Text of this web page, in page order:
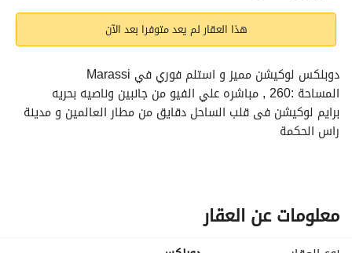
هذا العقار لم يعد متوفرا بعد الآن
دوبلكس لوكيشن مميز و استلم فوري في Marassi
المساحة :260 , مباشره علي الفيو من جانبين وناصيه بحريه
راس الحكمة
S. Q-4239
عن المشروع:-
معلومات عن العقار